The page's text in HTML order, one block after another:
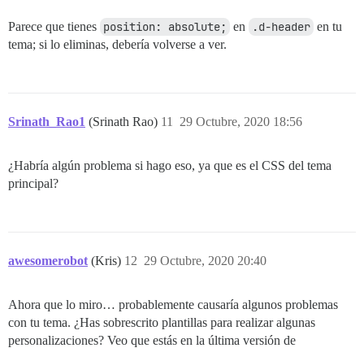
Parece que tienes position: absolute; en .d-header en tu
tema; si lo eliminas, debería volverse a ver.
Srinath_Rao1 (Srinath Rao) 29 Octubre, 2020 18:56
11
¿Habría algún problema si hago eso, ya que es el CSS del tema
principal?
awesomerobot (Kris) 29 Octubre, 2020 20:40
12
Ahora que lo miro… probablemente causaría algunos problemas
con tu tema. ¿Has sobrescrito plantillas para realizar algunas
personalizaciones? Veo que estás en la última versión de